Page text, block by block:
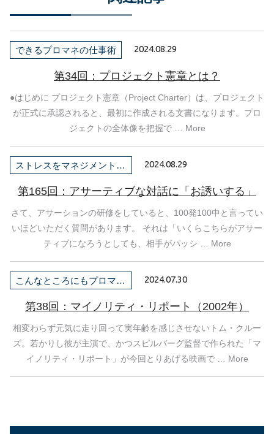
できるプロマネの仕事術 2024.08.29
第34回：プロジェクト憲章とは？
●はじめに プロジェクト憲章（Project Charter）は、プロジェクト
が正式に承認されると、最初に作成される文書になります。プロ
ジェクトの全体像を把握で … More
ストレスをマネジメントしよう！ 2024.08.29
第165回：アサーティブな対話に「お誘いする」
さて、アサーションの研修をしていると、100発100中と言ってい
いほどいただく質問があります。 それは「いくらこちらがアサー
ティブになろうとしても、相手がパッシ … More
こんなところにもプロマネ！ 2024.07.30
第38回：マイノリティ・リポート（2002年）
相変わらず元気に走り回って実年齢を感じさせないトム・クルー
ズ。若かりし彼が主演で、かつスピルバーグ監督で作られた「マ
イノリティ・リポート」が今回とりあげる映画で … More